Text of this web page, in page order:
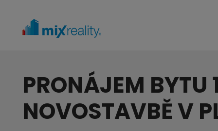
PRONÁJEM BYTU
NOVOSTAVBĚ V